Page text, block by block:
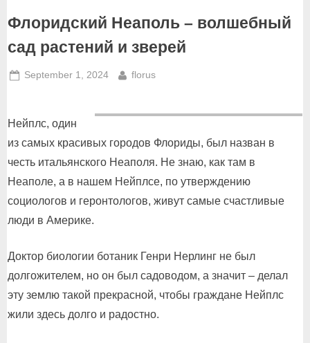
Флоридский Неаполь – волшебный
сад растений и зверей
Posted
September 1, 2024 By
florus
Нейплс, один
из самых красивых городов Флориды, был назван в
честь итальянского Неаполя. Не знаю, как там в
Неаполе, а в нашем Нейплсе, по утверждению
социологов и геронтологов, живут самые счастливые
люди в Америке.
Доктор биологии ботаник Генри Нерлинг не был
долгожителем, но он был садоводом, а значит – делал
эту землю такой прекрасной, чтобы граждане Нейплс
жили здесь долго и радостно.